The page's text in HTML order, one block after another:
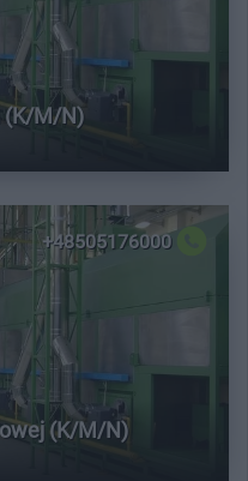
(K/M/N)
+48505176000
(K/M/N)